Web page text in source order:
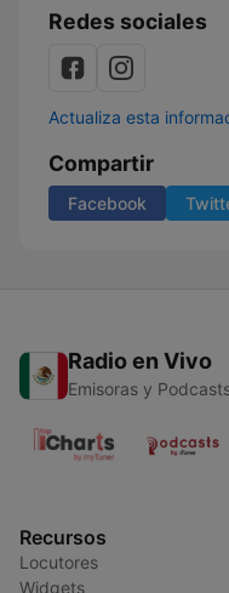
Redes sociales
Actualiza esta
Compartir
Facebook
Radio en Vivo
Emisoras y
Recursos
Locutores
Widgets